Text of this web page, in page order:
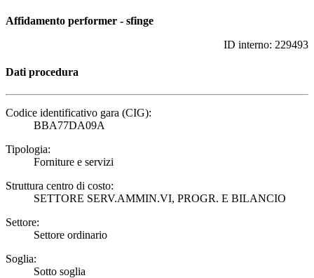
affidamento performer - sfinge
ID interno: 229493
Dati procedura
Codice identificativo gara (CIG):
BBA77DA09A
Tipologia:
Forniture e servizi
Struttura centro di costo:
SETTORE SERV.AMMIN.VI, PROGR. E BILANCIO
Settore:
Settore ordinario
Soglia:
Sotto soglia